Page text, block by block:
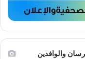
والوافدين